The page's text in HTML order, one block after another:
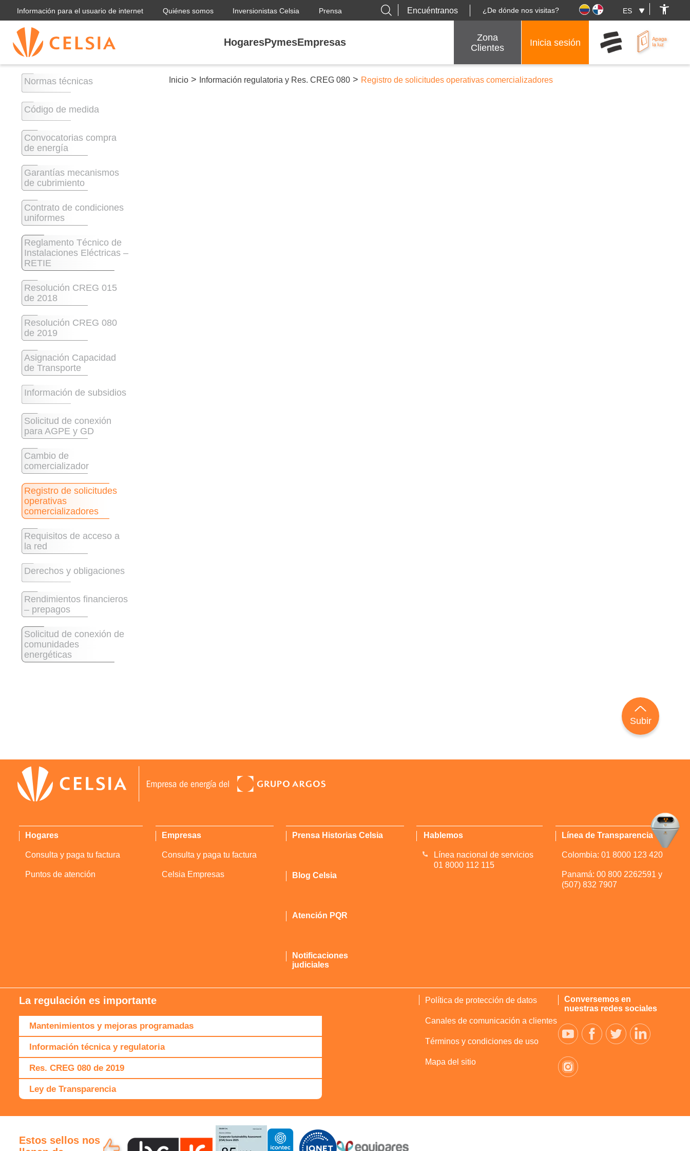
Información para el usuario de internet Quiénes somos Inversionistas Celsia Prensa Encuéntranos ¿De dónde nos visitas?
HogaresPymesEmpresas
Zona
Clientes
Inicia sesión
Normas técnicas
Código de medida
Convocatorias compra
de energía
Garantías mecanismos
de cubrimiento
Contrato de condiciones
uniformes
Reglamento Técnico de
Instalaciones Eléctricas –
RETIE
Resolución CREG 015
de 2018
Resolución CREG 080
de 2019
Asignación Capacidad
de Transporte
Información de subsidios
Solicitud de conexión
para AGPE y GD
Cambio de
comercializador
Registro de solicitudes
operativas
comercializadores
Requisitos de acceso a
la red
Derechos y obligaciones
Rendimientos financieros
– prepagos
Solicitud de conexión de
comunidades
energéticas
Inicio > Información regulatoria y Res. CREG 080 > Registro de solicitudes operativas comercializadores
Subir
Hogares
Consulta y paga tu factura
Puntos de atención
Empresas
Consulta y paga tu factura
Celsia Empresas
Prensa Historias Celsia
Blog Celsia
Atención PQR
Notificaciones
judiciales
Hablemos
Línea nacional de servicios
01 8000 112 115
Línea de Transparencia
Colombia: 01 8000 123 420
Panamá: 00 800 2262591 y
(507) 832 7907
La regulación es importante
Mantenimientos y mejoras programadas
Información técnica y regulatoria
Res. CREG 080 de 2019
Ley de Transparencia
Política de protección de datos
Canales de comunicación a clientes
Términos y condiciones de uso
Mapa del sitio
Conversemos en
nuestras redes sociales
Estos sellos nos